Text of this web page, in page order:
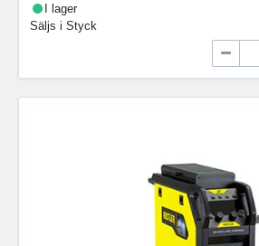
I lager
Säljs i Styck